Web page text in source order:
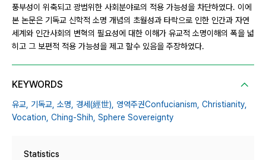
풍부성이 위축되고 광범위한 사회분야로의 적용 가능성을 차단하였다. 이에
본 논문은 기독교 신학적 소명 개념의 초월성과 타락으로 인한 인간과 자연
세계와 인간사회의 변혁의 필요성에 대한 이해가 유교적 소명이해의 폭을 넓
히고 그 보편적 적용 가능성을 제고 할수 있음을 주장하였다.
KEYWORDS
유교, 기독교, 소명, 경세(經世), 영역주권Confucianism, Christianity,
Vocation, Ching-Shih, Sphere Sovereignty
Statistics